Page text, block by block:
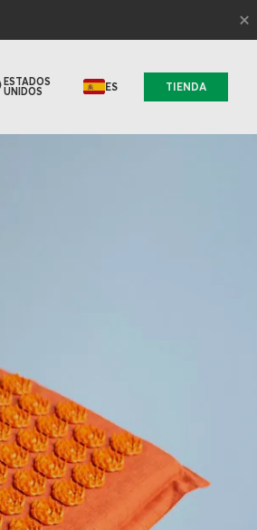
×
ESTADOS
UNIDOS ES TIENDA